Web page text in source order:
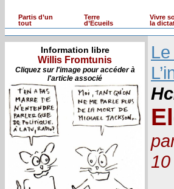
Partis d’un
tout
Terre
d’Ecueils
Vivre
la
Information libre
Willis Fromtunis
Cliquez sur l'image pour accéder à
l'article associé